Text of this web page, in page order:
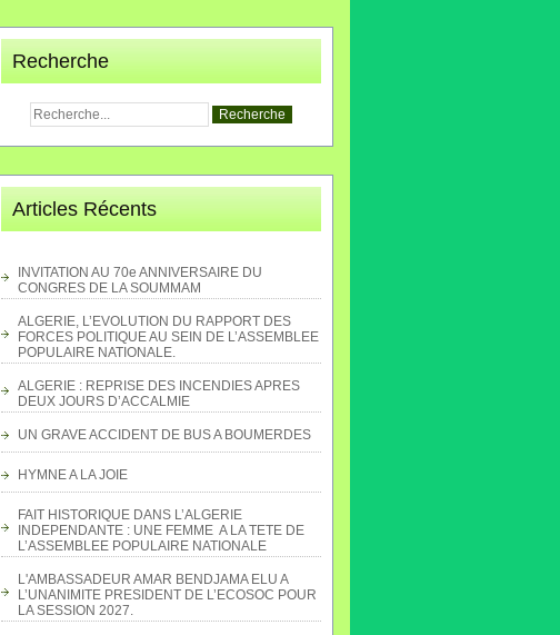
Recherche
Articles Récents
INVITATION AU 70e ANNIVERSAIRE DU
CONGRES DE LA SOUMMAM
ALGERIE, L’EVOLUTION DU RAPPORT DES
FORCES POLITIQUE AU SEIN DE L’ASSEMBLEE
POPULAIRE NATIONALE.
ALGERIE : REPRISE DES INCENDIES APRES
DEUX JOURS D’ACCALMIE
UN GRAVE ACCIDENT DE BUS A BOUMERDES
HYMNE A LA JOIE
FAIT HISTORIQUE DANS L’ALGERIE
INDEPENDANTE : UNE FEMME A LA TETE DE
L’ASSEMBLEE POPULAIRE NATIONALE
L'AMBASSADEUR AMAR BENDJAMA ELU A
L’UNANIMITE PRESIDENT DE L’ECOSOC POUR
LA SESSION 2027.